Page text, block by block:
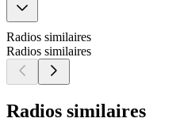
Radios similaires
Radios similaires
Radios similaires